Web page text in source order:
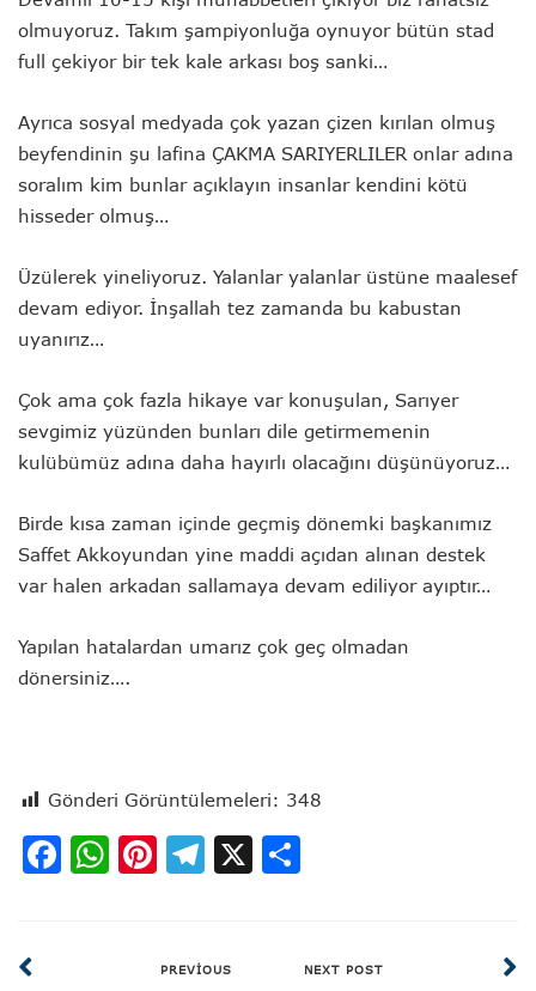
olmuyoruz. Takım şampiyonluğa oynuyor bütün stad
full çekiyor bir tek kale arkası boş sanki…
Ayrıca sosyal medyada çok yazan çizen kırılan olmuş
beyfendinin şu lafina ÇAKMA SARIYERLILER onlar adına
soralım kim bunlar açıklayın insanlar kendini kötü
hisseder olmuş…
Üzülerek yineliyoruz. Yalanlar yalanlar üstüne maalesef
devam ediyor. İnşallah tez zamanda bu kabustan
uyanırız…
Çok ama çok fazla hikaye var konuşulan, Sarıyer
sevgimiz yüzünden bunları dile getirmemenin
kulübümüz adına daha hayırlı olacağını düşünüyoruz…
Birde kısa zaman içinde geçmiş dönemki başkanımız
Saffet Akkoyundan yine maddi açıdan alınan destek
var halen arkadan sallamaya devam ediliyor ayıptır…
Yapılan hatalardan umarız çok geç olmadan
dönersiniz….
Gönderi Görüntülemeleri: 348
Facebook
WhatsApp
Pinterest
Telegram
X
PREVIOUS NEXT POST